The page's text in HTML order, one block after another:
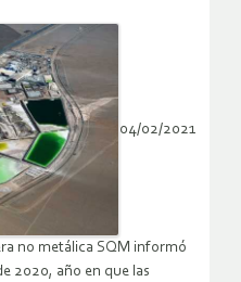
04/02/2021
no metálica SQM informó
2020, año en que las